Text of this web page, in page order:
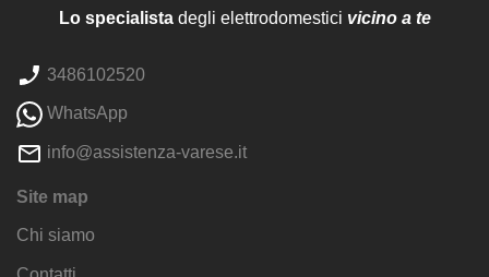
Lo specialistadegli elettrodomestici vicino a te
3486102520
WhatsApp
info@assistenza-varese.it
Site map
Chi siamo